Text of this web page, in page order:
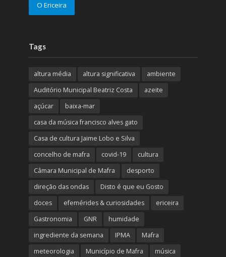
O Ericeira
Tags
altura média altura significativa
ambiente
Auditório Municipal Beatriz Costa
azeite
açúcar
baixa-mar
casa da música francisco alves gato
Casa de cultura Jaime Lobo e Silva
concelho de mafra
covid-19
cultura
Câmara Municipal de Mafra
desporto
direção das ondas
Disto é que eu Gosto
doces
efemérides & curiosidades
ericeira
Gastronomia
GNR
humidade
ingrediente da semana
IPMA
Mafra
meteorologia
Município de Mafra música